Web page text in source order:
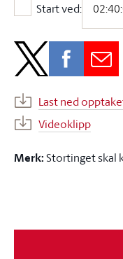
Start ved:
Start
Last ned
Videoklipp
Merk:Stortinget skal